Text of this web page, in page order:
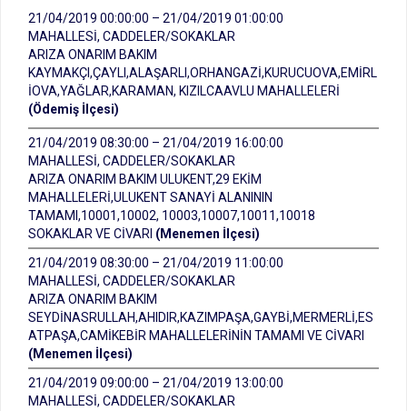
21/04/2019 00:00:00 – 21/04/2019 01:00:00
MAHALLESİ, CADDELER/SOKAKLAR
ARIZA ONARIM BAKIM
KAYMAKÇI,ÇAYLI,ALAŞARLI,ORHANGAZİ,KURUCUOVA,EMİRL
İOVA,YAĞLAR,KARAMAN, KIZILCAAVLU MAHALLELERİ
(Ödemiş İlçesi)
21/04/2019 08:30:00 – 21/04/2019 16:00:00
MAHALLESİ, CADDELER/SOKAKLAR
ARIZA ONARIM BAKIM ULUKENT,29 EKİM
MAHALLELERİ,ULUKENT SANAYİ ALANININ
TAMAMI,10001,10002, 10003,10007,10011,10018
SOKAKLAR VE CİVARI (Menemen İlçesi)
21/04/2019 08:30:00 – 21/04/2019 11:00:00
MAHALLESİ, CADDELER/SOKAKLAR
ARIZA ONARIM BAKIM
SEYDİNASRULLAH,AHIDIR,KAZIMPAŞA,GAYBİ,MERMERLİ,ES
ATPAŞA,CAMİKEBİR MAHALLELERİNİN TAMAMI VE CİVARI
(Menemen İlçesi)
21/04/2019 09:00:00 – 21/04/2019 13:00:00
MAHALLESİ, CADDELER/SOKAKLAR